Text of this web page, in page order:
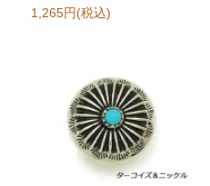
1,265円(税込)